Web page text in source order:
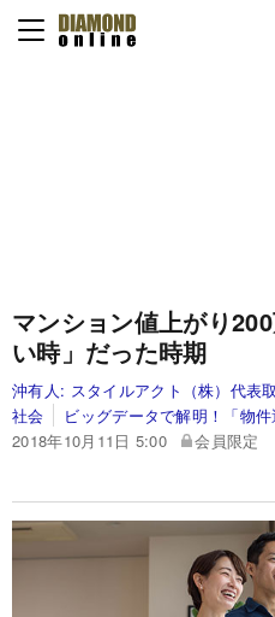
マンション値上がり
い時」だった時期
沖有人: スタイルアクト（株）代表
社会
ビッグデータで解明！「物
2018年10月11日 5:00
会員限定